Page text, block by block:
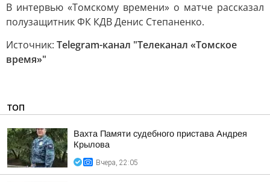
В интервью «Томскому времени» о матче рассказал
полузащитник ФК КДВ Денис Степаненко.
Источник: Telegram-канал "Телеканал «Томское
время»"
ТОП
Вахта Памяти судебного пристава Андрея
Крылова
Вчера, 22:05